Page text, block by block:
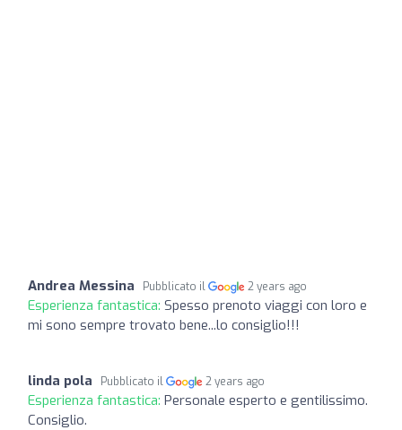
Andrea Messina Pubblicato il 2 years ago
Esperienza fantastica: Spesso prenoto viaggi con loro e
mi sono sempre trovato bene...lo consiglio!!!
linda pola Pubblicato il 2 years ago
Esperienza fantastica: Personale esperto e gentilissimo.
Consiglio.